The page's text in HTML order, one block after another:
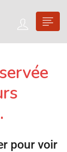
pour voir